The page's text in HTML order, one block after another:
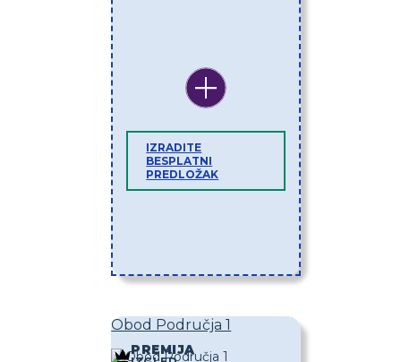
IZRADITE
BESPLATNI
PREDLOŽAK
Obod Područja 1
PREMIJA